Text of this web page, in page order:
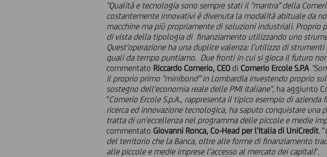
"Qualità e tecnologia sono sempre stati il "mantra" della
costantemente innovativi è divenuta la modalità abituale da
macchine ma più propriamente di soluzioni industriali. Proprio
di vista della tipologia di finanziamento utilizzando uno
Quest'operazione ha una duplice valenza: l'utilizzo di
quali da tempo puntiamo. Due fronti in cui si gioca il futuro
commentato Riccardo Comerio, CEOdi Comerio Ercole S.P.A
il proprio primo "minibond" in Lombardia investendo proprio
sostegno dell'economia reale delle PMI italiane", ha aggiunto
"Comerio Ercole S.p.A., rappresenta il tipico esempio di
ricerca ed innovazione tecnologica, ha saputo conquistare una
tratta di un'eccellenza nel programma delle piccole e medie
commentato Giovanni Ronca, Co-Head per l'Italia di UniCredit. "
del territorio che la Banca, oltre alle forme di finanziamento
alle piccole e medie imprese l'accesso al mercato dei capitali".